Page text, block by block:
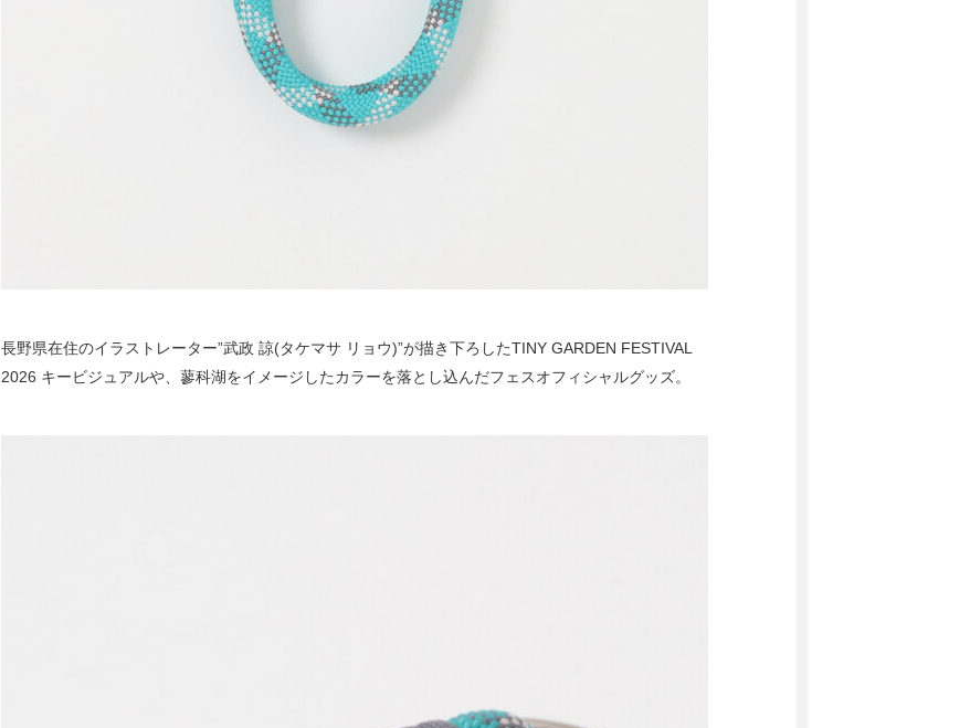
長野県在住のイラストレーター”武政 諒(タケマサ リョウ)”が描き下ろしたTINY GARDEN FESTIVAL
2026 キービジュアルや、蓼科湖をイメージしたカラーを落とし込んだフェスオフィシャルグッズ。